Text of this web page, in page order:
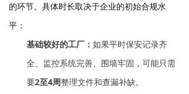
的环节。具体时长取决于企业的初始合规水
平：
基础较好的工厂 ： 如果平时保安记录齐
全、监控系统完善、围墙牢固，可能只需
要2至4周整理文件和查漏补缺。